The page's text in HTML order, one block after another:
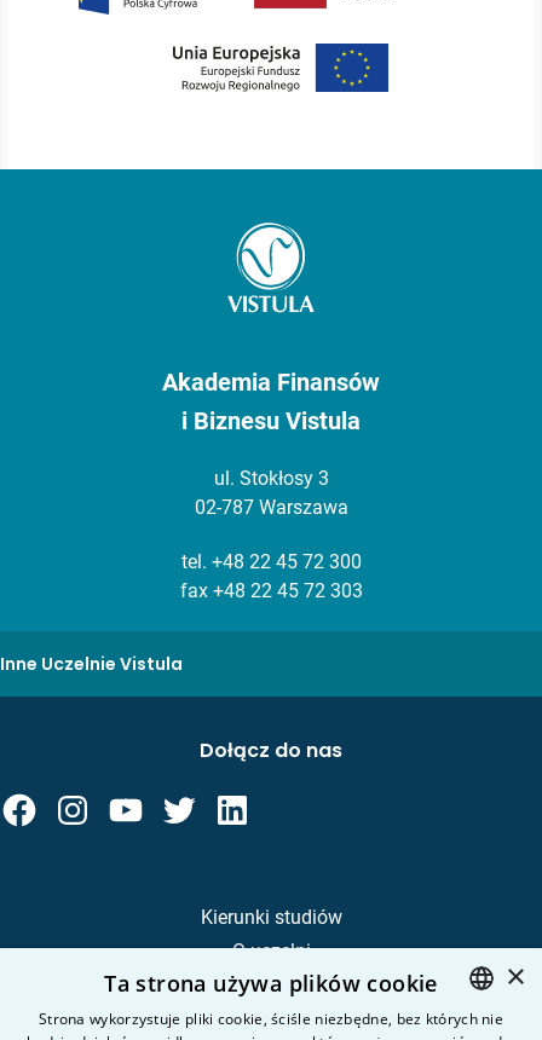
Akademia Finansów
i Biznesu Vistula
ul. Stokłosy 3
02-787 Warszawa
tel. +48 22 45 72 300
fax +48 22 45 72 303
Inne Uczelnie Vistula
Kierunki studiów
O uczelni
Kandydat
Student
Dołącz do nas
×
Ta strona używa plików cookie
Strona wykorzystuje pliki cookie, ściśle niezbędne, bez których nie